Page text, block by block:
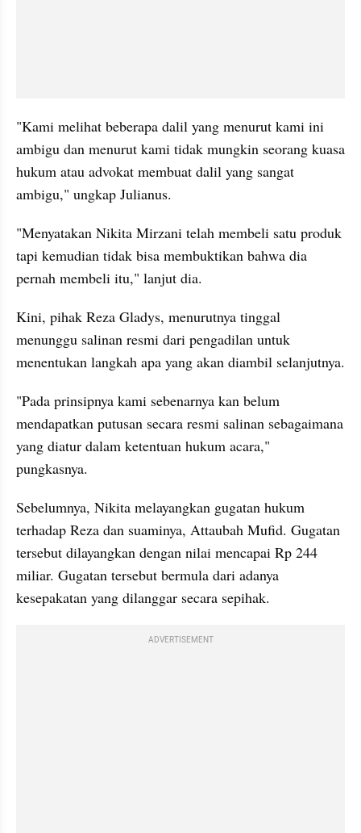
"Kami melihat beberapa dalil yang menurut kami ini
ambigu dan menurut kami tidak mungkin seorang kuasa
hukum atau advokat membuat dalil yang sangat
ambigu," ungkap Julianus.
"Menyatakan Nikita Mirzani telah membeli satu produk
tapi kemudian tidak bisa membuktikan bahwa dia
pernah membeli itu," lanjut dia.
Kini, pihak Reza Gladys, menurutnya tinggal
menunggu salinan resmi dari pengadilan untuk
menentukan langkah apa yang akan diambil selanjutnya.
"Pada prinsipnya kami sebenarnya kan belum
mendapatkan putusan secara resmi salinan sebagaimana
yang diatur dalam ketentuan hukum acara,"
pungkasnya.
Sebelumnya, Nikita melayangkan gugatan hukum
terhadap Reza dan suaminya, Attaubah Mufid. Gugatan
tersebut dilayangkan dengan nilai mencapai Rp 244
miliar. Gugatan tersebut bermula dari adanya
kesepakatan yang dilanggar secara sepihak.
ADVERTISEMENT